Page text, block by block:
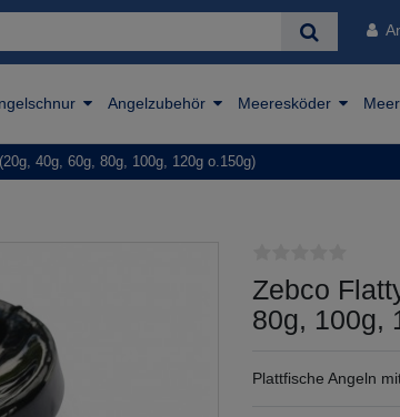
Angelzubehör Meeresköder
40g, 60g, 80g, 100g, 120g o.150g)
Zebco
80g, 100g,
Plattfische Angeln